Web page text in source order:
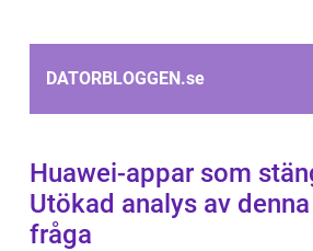
DATORBLOGGEN.se
Huawei-appar som
Utökad analys av
fråga